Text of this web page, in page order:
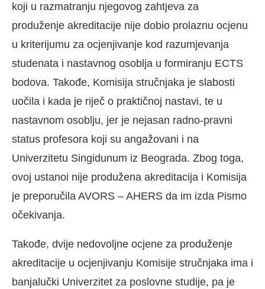
koji u razmatranju njegovog zahtjeva za
produženje akreditacije nije dobio prolaznu ocjenu
u kriterijumu za ocjenjivanje kod razumjevanja
studenata i nastavnog osoblja u formiranju ECTS
bodova. Takođe, Komisija stručnjaka je slabosti
uočila i kada je riječ o praktičnoj nastavi, te u
nastavnom osoblju, jer je nejasan radno-pravni
status profesora koji su angažovani i na
Univerzitetu Singidunum iz Beograda. Zbog toga,
ovoj ustanoi nije produžena akreditacija i Komisija
je preporučila AVORS – AHERS da im izda Pismo
očekivanja.
Takođe, dvije nedovoljne ocjene za produženje
akreditacije u ocjenjivanju Komisije stručnjaka ima i
banjalučki Univerzitet za poslovne studije, pa je